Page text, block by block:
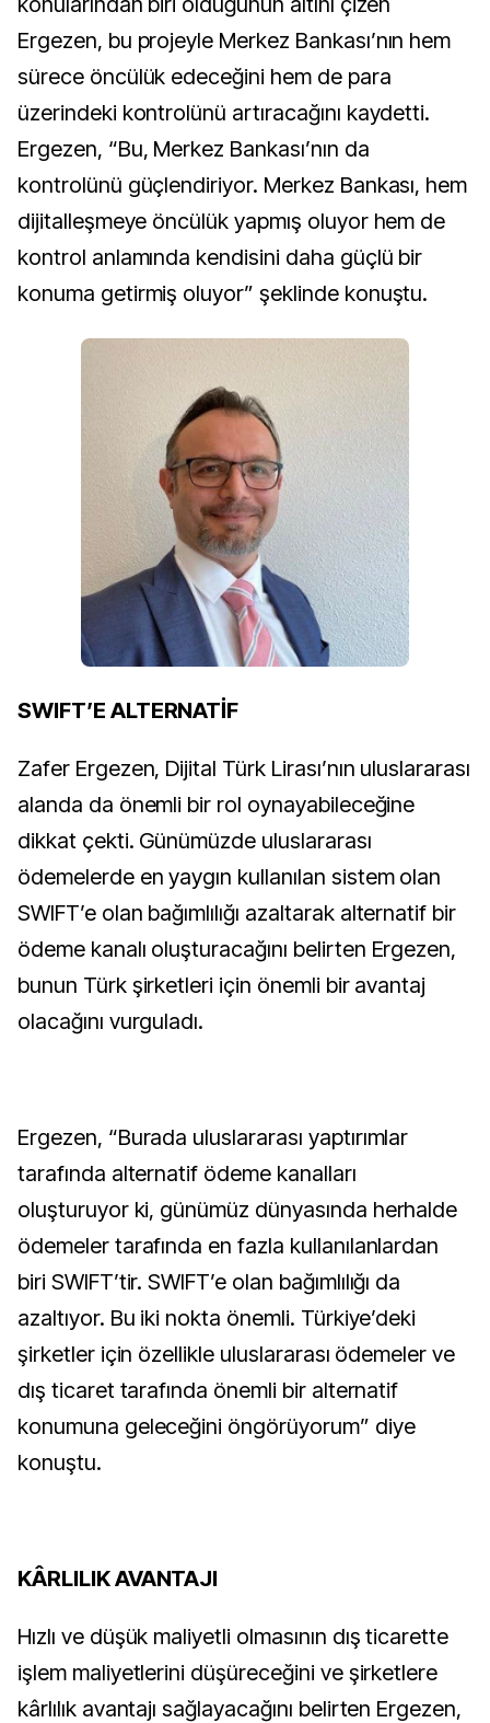
Ergezen, bu projeyle Merkez Bankası’nın hem
sürece öncülük edeceğini hem de para
üzerindeki kontrolünü artıracağını kaydetti.
Ergezen, “Bu, Merkez Bankası’nın da
kontrolünü güçlendiriyor. Merkez Bankası, hem
dijitalleşmeye öncülük yapmış oluyor hem de
kontrol anlamında kendisini daha güçlü bir
konuma getirmiş oluyor” şeklinde konuştu.
SWIFT’E ALTERNATİF
Zafer Ergezen, Dijital Türk Lirası’nın uluslararası
alanda da önemli bir rol oynayabileceğine
dikkat çekti. Günümüzde uluslararası
ödemelerde en yaygın kullanılan sistem olan
SWIFT’e olan bağımlılığı azaltarak alternatif bir
ödeme kanalı oluşturacağını belirten Ergezen,
bunun Türk şirketleri için önemli bir avantaj
olacağını vurguladı.
Ergezen, “Burada uluslararası yaptırımlar
tarafında alternatif ödeme kanalları
oluşturuyor ki, günümüz dünyasında herhalde
ödemeler tarafında en fazla kullanılanlardan
biri SWIFT’tir. SWIFT’e olan bağımlılığı da
azaltıyor. Bu iki nokta önemli. Türkiye’deki
şirketler için özellikle uluslararası ödemeler ve
dış ticaret tarafında önemli bir alternatif
konumuna geleceğini öngörüyorum” diye
konuştu.
KÂRLILIK AVANTAJI
Hızlı ve düşük maliyetli olmasının dış ticarette
işlem maliyetlerini düşüreceğini ve şirketlere
kârlılık avantajı sağlayacağını belirten Ergezen,